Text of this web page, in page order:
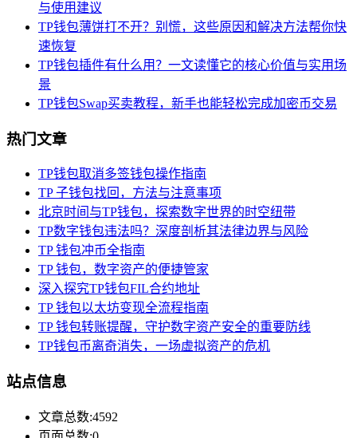
与使用建议
TP钱包薄饼打不开？别慌，这些原因和解决方法帮你快
速恢复
TP钱包插件有什么用？一文读懂它的核心价值与实用场
景
TP钱包Swap买卖教程，新手也能轻松完成加密币交易
热门文章
TP钱包取消多签钱包操作指南
TP 子钱包找回，方法与注意事项
北京时间与TP钱包，探索数字世界的时空纽带
TP数字钱包违法吗？深度剖析其法律边界与风险
TP 钱包冲币全指南
TP 钱包，数字资产的便捷管家
深入探究TP钱包FIL合约地址
TP 钱包以太坊变现全流程指南
TP 钱包转账提醒，守护数字资产安全的重要防线
TP钱包币离奇消失，一场虚拟资产的危机
站点信息
文章总数:4592